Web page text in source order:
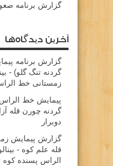
گزارش برنامه
آخرین دیدگاه‌ها
گزارش برنامه
گردنه تنگ گلو) -
زمستانی خط
پيمايش خط الراس
گردنه چورن قله
دوبرار
گزارش پیمایش
قله علم کوه -
الراس پسنده